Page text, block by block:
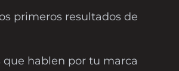
primeros resultados de
que hablen por tu marca